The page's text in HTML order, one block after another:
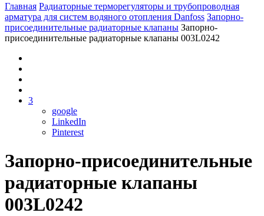
Главная Радиаторные терморегуляторы и трубопроводная
арматура для систем водяного отопления Danfoss Запорно-
присоединительные радиаторные клапаны Запорно-
присоединительные радиаторные клапаны 003L0242
3
google
LinkedIn
Pinterest
Запорно-присоединительные
радиаторные клапаны
003L0242